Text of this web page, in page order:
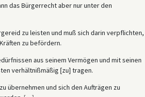
das Bürgerrecht aber nur unter den
zu leisten und muß sich darin verpflichten,
zu befördern.
aus seinem Vermögen und mit seinen
verhältnißmäßig [zu] tragen.
übernehmen und sich den Aufträgen zu